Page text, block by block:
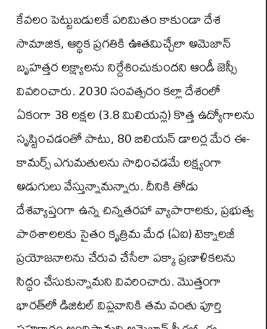
కేవలం పెట్టుబడులకే పరిమితం కాకుండా దేశ
సామాజిక, ఆర్థిక ప్రగతికి ఊతమిచ్చేలా అమెజాన్
బృహత్తర లక్ష్యాలను నిర్దేశించుకుందని ఆండీ జెస్సీ
వివరించారు. 2030 సంవత్సరం కల్లా దేశంలో
ఏకంగా 38 లక్షల (3.8 మిలియన్ల) కొత్త ఉద్యోగాలను
సృష్టించడంతో పాటు, 80 బిలియన్ డాలర్ల మేర ఈ-
కామర్స్ ఎగుమతులను సాధించడమే లక్ష్యంగా
అడుగులు వేస్తున్నామన్నారు. దీనికి తోడు
దేశవ్యాప్తంగా ఉన్న చిన్నతరహా వ్యాపారాలకు, ప్రభుత్వ
పాఠశాలలకు సైతం కృత్రిమ మేధ (ఏఐ) టెక్నాలజీ
ప్రయోజనాలను చేరువ చేసేలా పక్కా ప్రణాళికలను
సిద్ధం చేసుకున్నామని వివరించారు. మొత్తంగా
భారత్‌లో డిజిటల్ విప్లవానికి తమ వంతు పూర్తి